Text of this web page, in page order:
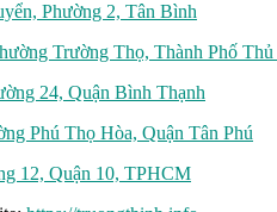
Phường 2, Tân Bình
Trường Thọ, Thành Phố
24, Quận Bình Thạnh
Phú Thọ Hòa, Quận Tân Phú
12, Quận 10, TPHCM